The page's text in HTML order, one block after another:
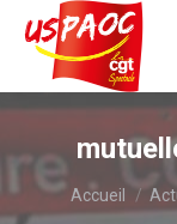
Vous êtes
Accueil